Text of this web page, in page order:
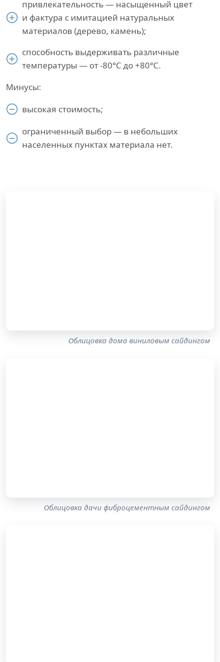
привлекательность — насыщенный цвет
и фактура с имитацией натуральных
материалов (дерево, камень);
способность выдерживать различные
температуры — от -80°С до +80°С.
Минусы:
высокая стоимость;
ограниченный выбор — в небольших
населенных пунктах материала нет.
Облицовка дома виниловым сайдингом
Облицовка дачи фиброцементным сайдингом